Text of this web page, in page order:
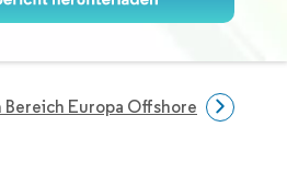
Europa Offshore-Energie